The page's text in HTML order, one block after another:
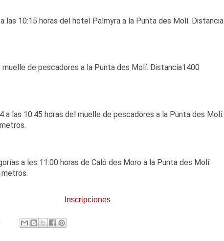
las 10:15 horas del hotel Palmyra a la Punta des Molí. Distancia
muelle de pescadores a la Punta des Molí. Distancia1400
a las 10:45 horas del muelle de pescadores a la Punta des Molí.
a les 11:00 horas de Caló des Moro a la Punta des Molí.
Inscripciones